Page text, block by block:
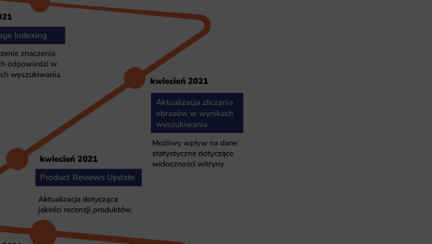
Scripts and data used to collect information to analyze site traffic and how users use the site, how they came to the site, and to
create aggregate demographic statistics about users. Analytical cookies and similar technologies allow us to measure the
effectiveness of actions taken and content presented.
Marketing
Scope responsible for displaying personalized ads that may be of interest to the user based on browsing history and habits and
demographic criteria. Also, third-party files that, in conjunction with files installed while browsing other websites, profile the user,
providing him or her with the marketing, advertising and retargeting content deemed most appropriate.